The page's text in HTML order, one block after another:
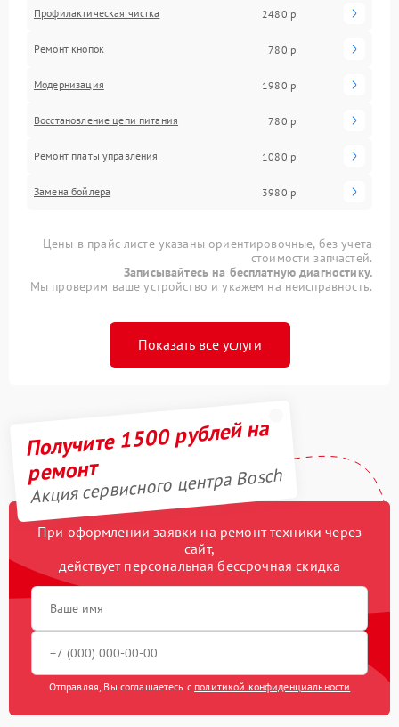
Профилактическая чистка 2480 р
Ремонт кнопок 780 р
Модернизация 1980 р
Восстановление цепи питания 780 р
Ремонт платы управления 1080 р
Замена бойлера 3980 р
Цены в прайс-листе указаны ориентировочные, без учета
стоимости запчастей.
Записывайтесь на бесплатную диагностику.
Мы проверим ваше устройство и укажем на неисправность.
Показать все услуги
Получите 1500 рублей на
ремонт
Акция сервисного центра Bosch
При оформлении заявки на ремонт техники через
сайт,
действует персональная бессрочная скидка
Отправляя, Вы соглашаетесь с политикой конфиденциальности